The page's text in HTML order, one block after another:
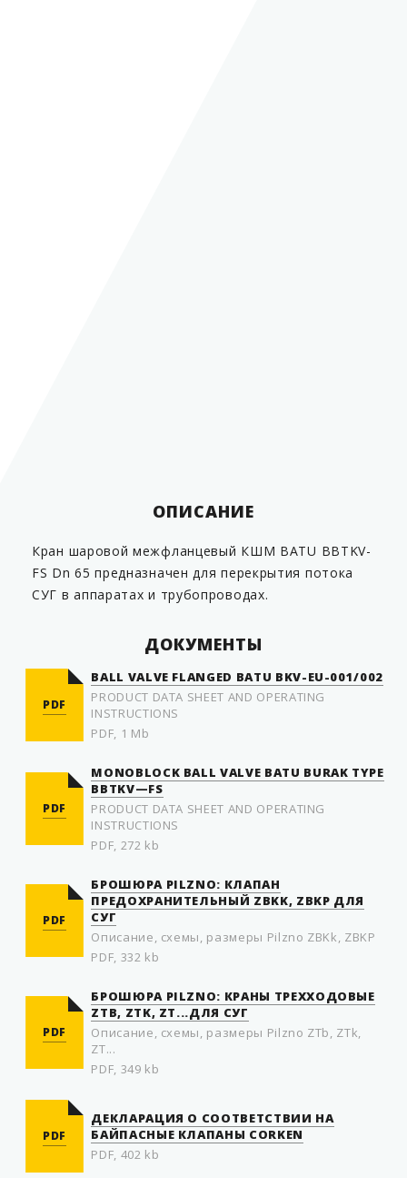
ОПИСАНИЕ
Кран шаровой межфланцевый КШМ BATU BBTKV-
FS Dn 65 предназначен для перекрытия потока
СУГ в аппаратах и трубопроводах.
ДОКУМЕНТЫ
PDF
BALL VALVE FLANGED BATU BKV-EU-001/002
PRODUCT DATA SHEET AND OPERATING
INSTRUCTIONS
PDF, 1 Mb
PDF
MONOBLOCK BALL VALVE BATU BURAK TYPE
BBTKV—FS
PRODUCT DATA SHEET AND OPERATING
INSTRUCTIONS
PDF, 272 kb
PDF
БРОШЮРА PILZNO: КЛАПАН
ПРЕДОХРАНИТЕЛЬНЫЙ ZBKK, ZBKP ДЛЯ
СУГ
Описание, схемы, размеры Pilzno ZBKk, ZBKP
PDF, 332 kb
PDF
БРОШЮРА PILZNO: КРАНЫ ТРЕХХОДОВЫЕ
ZTB, ZTK, ZT...ДЛЯ СУГ
Описание, схемы, размеры Pilzno ZTb, ZTk,
ZT...
PDF, 349 kb
PDF
ДЕКЛАРАЦИЯ О СООТВЕТСТВИИ НА
БАЙПАСНЫЕ КЛАПАНЫ CORKEN
PDF, 402 kb